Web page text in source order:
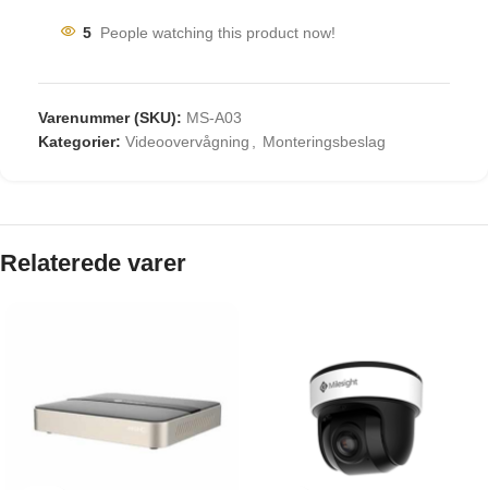
5 People watching this product now!
Varenummer (SKU): MS-A03
Kategorier: Videoovervågning Monteringsbeslag
Relaterede varer